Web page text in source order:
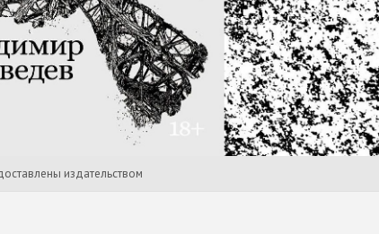
издательством